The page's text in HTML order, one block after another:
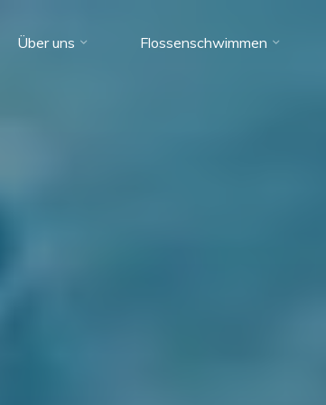
Über uns Flossenschwimmen